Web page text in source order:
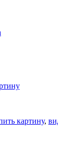
картину,